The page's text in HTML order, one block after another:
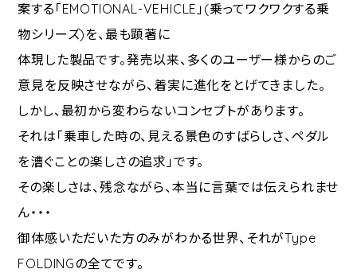
案する「EMOTIONAL-VEHICLE」(乗ってワクワクする乗
物シリーズ)を、最も顕著に
体現した製品です。発売以来、多くのユーザー様からのご
意見を反映させながら、着実に進化をとげてきました。
しかし、最初から変わらないコンセプトがあります。
それは「乗車した時の、見える景色のすばらしさ、ペダル
を漕ぐことの楽しさの追求」です。
その楽しさは、残念ながら、本当に言葉では伝えられませ
ん・・・
御体感いただいた方のみがわかる世界、それがType
FOLDINGの全てです。